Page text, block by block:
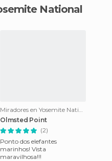
Miradores en Yosemite National Park
Olmsted Point
(2)
Ponto dos elefantes
marinhos! Vista
maravilhosa!!!